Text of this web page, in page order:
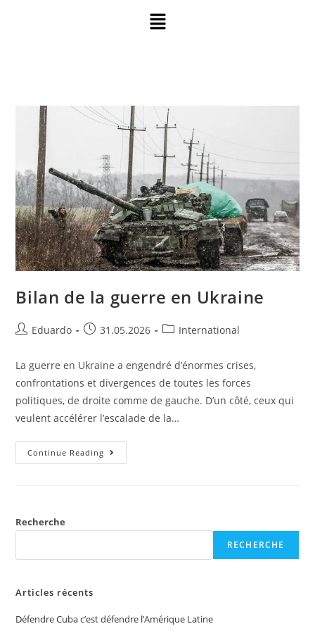
Bilan de la guerre en Ukraine
Eduardo 31.05.2026 International
La guerre en Ukraine a engendré d’énormes crises,
confrontations et divergences de toutes les forces
politiques, de droite comme de gauche. D’un côté, ceux qui
veulent accélérer l’escalade de la…
Continue Reading
Recherche
RECHERCHE
Articles récents
Défendre Cuba c’est défendre l’Amérique Latine